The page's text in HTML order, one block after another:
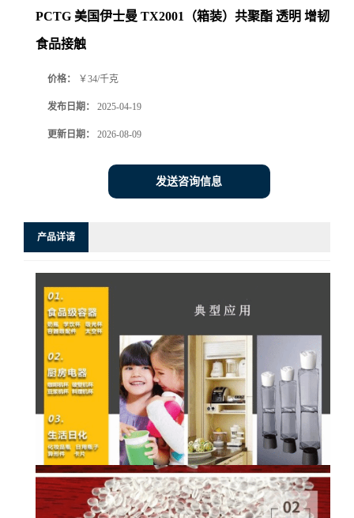
PCTG 美国伊士曼 TX2001（箱装）共聚酯 透明 增韧
食品接触
价格： ￥34/千克
发布日期： 2025-04-19
更新日期： 2026-08-09
发送咨询信息
产品详请